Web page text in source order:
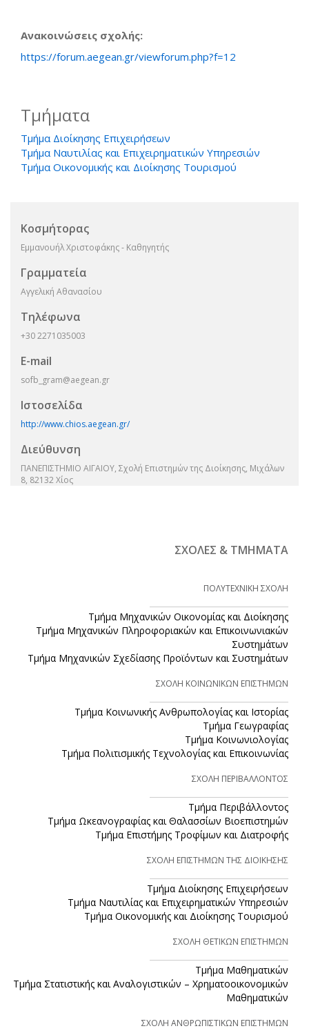
Ανακοινώσεις σχολής:
https://forum.aegean.gr/viewforum.php?f=12
Τμήματα
Τμήμα Διοίκησης Επιχειρήσεων
Τμήμα Ναυτιλίας και Επιχειρηματικών Υπηρεσιών
Τμήμα Οικονομικής και Διοίκησης Τουρισμού
Κοσμήτορας
Εμμανουήλ Χριστοφάκης - Καθηγητής
Γραμματεία
Αγγελική Αθανασίου
Τηλέφωνα
+30 2271035003
E-mail
sofb_gram@aegean.gr
Ιστοσελίδα
http://www.chios.aegean.gr/
Διεύθυνση
ΠΑΝΕΠΙΣΤΗΜΙΟ ΑΙΓΑΙΟΥ, Σχολή Επιστημών της Διοίκησης, Μιχάλων
8, 82132 Χίος
ΣΧΟΛΕΣ & ΤΜΗΜΑΤΑ
ΠΟΛΥΤΕΧΝΙΚΗ ΣΧΟΛΗ
Τμήμα Μηχανικών Οικονομίας και Διοίκησης
Τμήμα Μηχανικών Πληροφοριακών και Επικοινωνιακών
Συστημάτων
Τμήμα Μηχανικών Σχεδίασης Προϊόντων και Συστημάτων
ΣΧΟΛΗ ΚΟΙΝΩΝΙΚΩΝ ΕΠΙΣΤΗΜΩΝ
Τμήμα Κοινωνικής Ανθρωπολογίας και Ιστορίας
Τμήμα Γεωγραφίας
Τμήμα Κοινωνιολογίας
Τμήμα Πολιτισμικής Τεχνολογίας και Επικοινωνίας
ΣΧΟΛΗ ΠΕΡΙΒΑΛΛΟΝΤΟΣ
Τμήμα Περιβάλλοντος
Τμήμα Ωκεανογραφίας και Θαλασσίων Βιοεπιστημών
Τμήμα Επιστήμης Τροφίμων και Διατροφής
ΣΧΟΛΗ ΕΠΙΣΤΗΜΩΝ ΤΗΣ ΔΙΟΙΚΗΣΗΣ
Τμήμα Διοίκησης Επιχειρήσεων
Τμήμα Ναυτιλίας και Επιχειρηματικών Υπηρεσιών
Τμήμα Οικονομικής και Διοίκησης Τουρισμού
ΣΧΟΛΗ ΘΕΤΙΚΩΝ ΕΠΙΣΤΗΜΩΝ
Τμήμα Μαθηματικών
Τμήμα Στατιστικής και Αναλογιστικών – Χρηματοοικονομικών
Μαθηματικών
ΣΧΟΛΗ ΑΝΘΡΩΠΙΣΤΙΚΩΝ ΕΠΙΣΤΗΜΩΝ